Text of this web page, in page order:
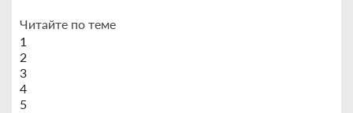
Читайте по теме
1
2
3
4
5